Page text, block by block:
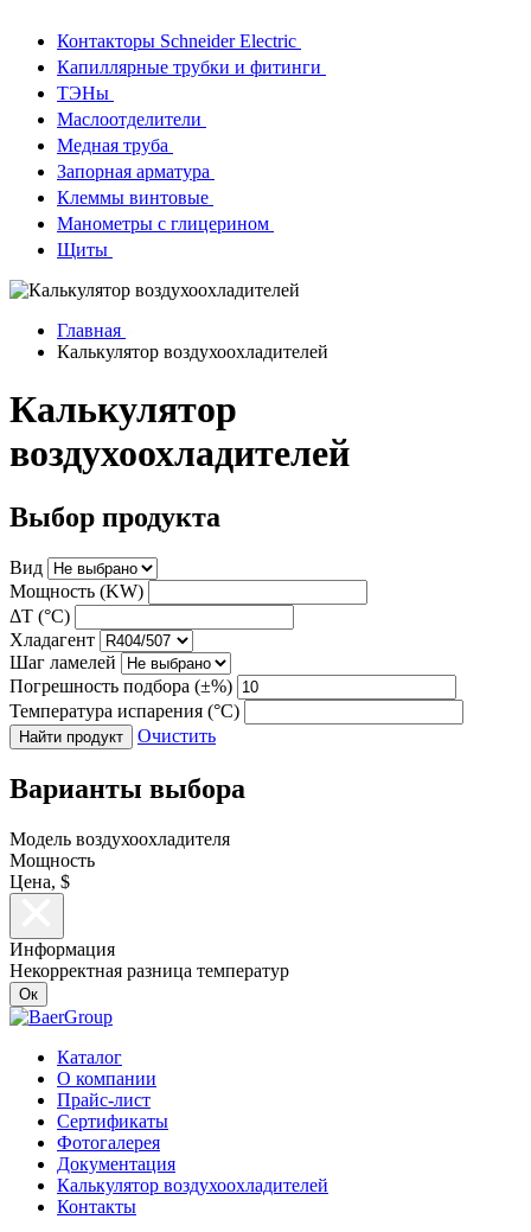
Контакторы Schneider Electric
Капиллярные трубки и фитинги
ТЭНы
Маслоотделители
Медная труба
Запорная арматура
Клеммы винтовые
Манометры с глицерином
Щиты
Главная
Калькулятор воздухоохладителей
Калькулятор
воздухоохладителей
Выбор продукта
Вид
Мощность (KW)
ΔT (°C)
Хладагент
Шаг ламелей
Погрешность подбора (±%)
Температура испарения (°C)
Найти продукт Очистить
Варианты выбора
Модель воздухоохладителя
Мощность
Цена, $
Информация
Некорректная разница температур
Ок
Каталог
О компании
Прайс-лист
Сертификаты
Фотогалерея
Документация
Калькулятор воздухоохладителей
Контакты